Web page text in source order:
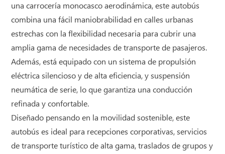
una carrocería monocasco aerodinámica, este autobús
combina una fácil maniobrabilidad en calles urbanas
estrechas con la flexibilidad necesaria para cubrir una
amplia gama de necesidades de transporte de pasajeros.
Además, está equipado con un sistema de propulsión
eléctrica silencioso y de alta eficiencia, y suspensión
neumática de serie, lo que garantiza una conducción
refinada y confortable.
Diseñado pensando en la movilidad sostenible, este
autobús es ideal para recepciones corporativas, servicios
de transporte turístico de alta gama, traslados de grupos y